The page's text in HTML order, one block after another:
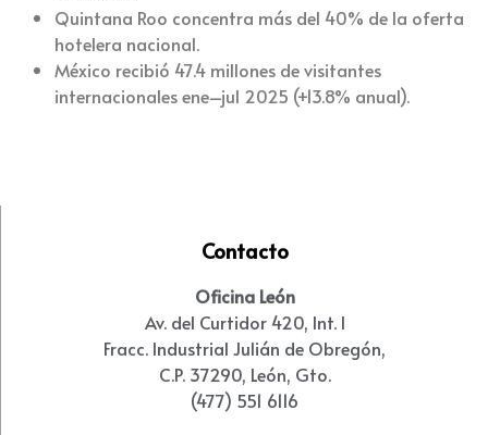
Quintana Roo concentra más del 40% de la oferta
hotelera nacional.
México recibió 47.4 millones de visitantes
internacionales ene–jul 2025 (+13.8% anual).
Contacto
Oficina León
Av. del Curtidor 420, Int. I
Fracc. Industrial Julián de Obregón,
C.P. 37290, León, Gto.
(477) 551 6116